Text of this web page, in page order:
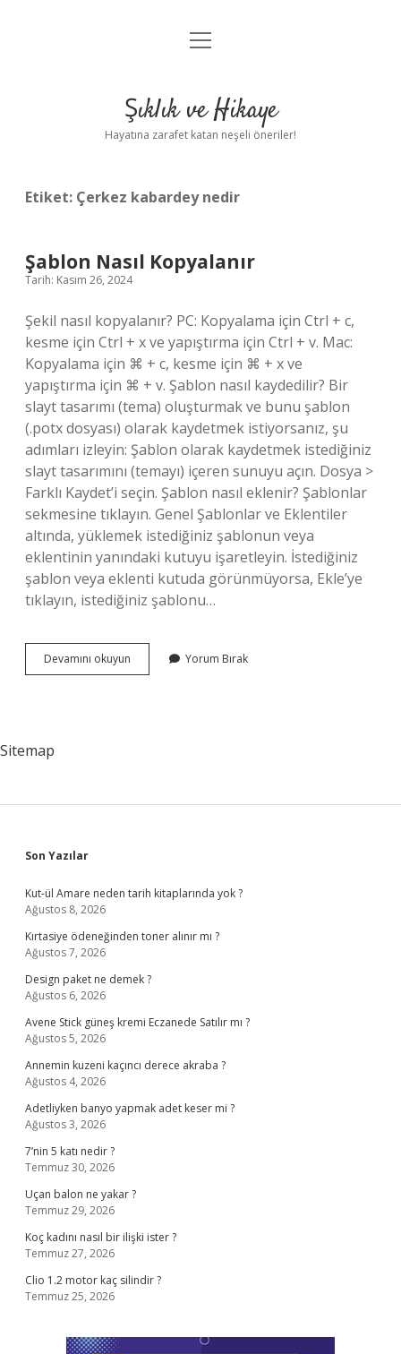
Anasayfa
Yasal Uyarı
menüyü
Şıklık ve Hikaye
Hayatına zarafet katan neşeli öneriler!
Etiket: Çerkez kabardey nedir
Şablon Nasıl Kopyalanır
Tarih: Kasım 26, 2024
Şekil nasıl kopyalanır? PC: Kopyalama için Ctrl + c,
kesme için Ctrl + x ve yapıştırma için Ctrl + v. Mac:
Kopyalama için ⌘ + c, kesme için ⌘ + x ve
yapıştırma için ⌘ + v. Şablon nasıl kaydedilir? Bir
slayt tasarımı (tema) oluşturmak ve bunu şablon
(.potx dosyası) olarak kaydetmek istiyorsanız, şu
adımları izleyin: Şablon olarak kaydetmek istediğiniz
slayt tasarımını (temayı) içeren sunuyu açın. Dosya >
Farklı Kaydet’i seçin. Şablon nasıl eklenir? Şablonlar
sekmesine tıklayın. Genel Şablonlar ve Eklentiler
altında, yüklemek istediğiniz şablonun veya
eklentinin yanındaki kutuyu işaretleyin. İstediğiniz
şablon veya eklenti kutuda görünmüyorsa, Ekle’ye
tıklayın, istediğiniz şablonu…
Devamını okuyun
Nasıl
Yorum Bırak
Sitemap
Sidebar
Son Yazılar
Kut-ül Amare neden tarih kitaplarında yok ?
Ağustos 8, 2026
Kırtasiye ödeneğinden toner alınır mı ?
Ağustos 7, 2026
Design paket ne demek ?
Ağustos 6, 2026
Avene Stick güneş kremi Eczanede Satılır mı ?
Ağustos 5, 2026
Annemin kuzeni kaçıncı derece akraba ?
Ağustos 4, 2026
Adetliyken banyo yapmak adet keser mi ?
Ağustos 3, 2026
7’nin 5 katı nedir ?
Temmuz 30, 2026
Uçan balon ne yakar ?
Temmuz 29, 2026
Koç kadını nasıl bir ilişki ister ?
Temmuz 27, 2026
Clio 1.2 motor kaç silindir ?
Temmuz 25, 2026